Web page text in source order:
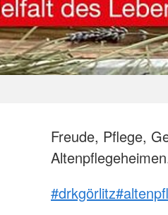
Freude, Pflege,
#drkgörlitz